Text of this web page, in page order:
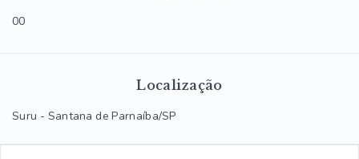
00
Localização
Suru - Santana de Parnaíba/SP